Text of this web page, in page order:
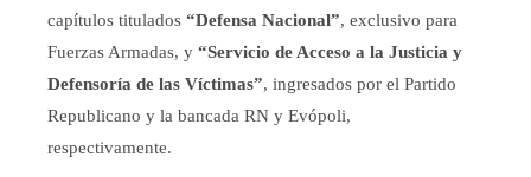
capítulos titulados “Defensa Nacional”, exclusivo para
Fuerzas Armadas, y “Servicio de Acceso a la Justicia y
Defensoría de las Víctimas”, ingresados por el Partido
Republicano y la bancada RN y Evópoli,
respectivamente.